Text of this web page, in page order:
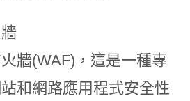
牆(WAF)，這是一種專
和網路應用程式安全性